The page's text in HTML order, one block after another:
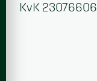
KvK 23076606